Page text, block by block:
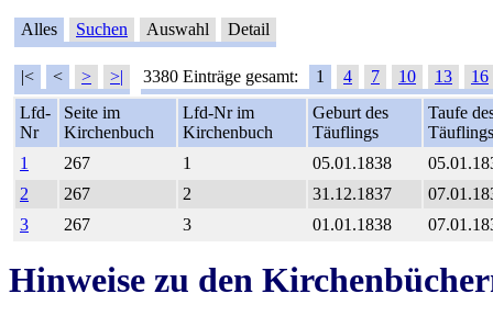
Alles Suchen Auswahl Detail
|< < > >| 3380 Einträge gesamt: 1 4 7 10 13
16
Lfd-
Nr
Seite im
Kirchenbuch
Lfd-Nr im
Kirchenbuch
Geburt des
Täuflings
Taufe
Täuflings
1
267 1 05.01.1838
2
267 2 31.12.1837
3
267 3 01.01.1838
Hinweise zu den